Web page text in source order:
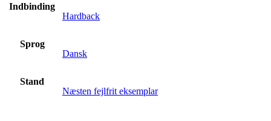
Indbinding
Hardback
Sprog
Dansk
Stand
Næsten fejlfrit eksemplar